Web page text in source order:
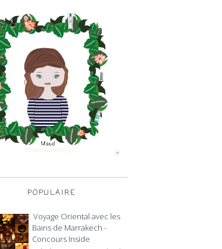
POPULAIRE
Voyage Oriental avec les
Bains de Marrakech -
Concours Inside